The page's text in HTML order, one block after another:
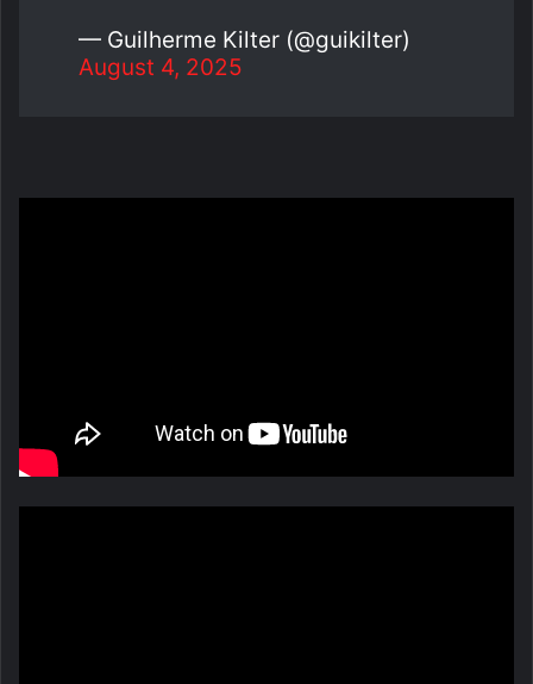
— Guilherme Kilter (@guikilter)
August 4, 2025